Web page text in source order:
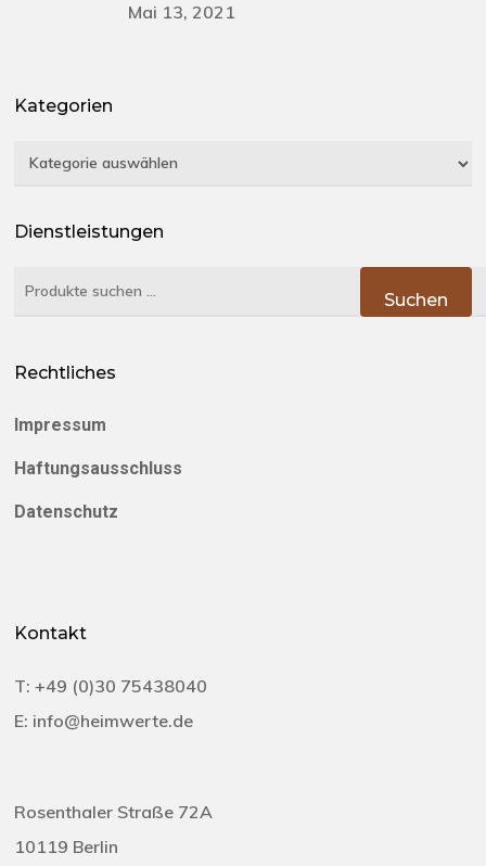
Mai 13, 2021
Kategorien
Kategorien
Dienstleistungen
Suchen
Suchen
Rechtliches
Impressum
Haftungsausschluss
Datenschutz
Kontakt
T:+49 (0)30 75438040‬
E: info@heimwerte.de
Rosenthaler Straße 72A
10119 Berlin